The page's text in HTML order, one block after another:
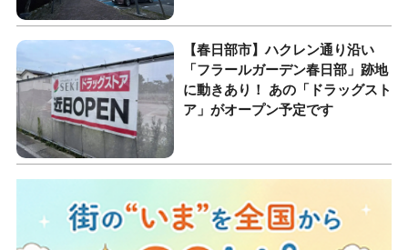
【春日部市】ハクレン通り沿い
「フラールガーデン春日部」跡地
に動きあり！ あの「ドラッグスト
ア」がオープン予定です